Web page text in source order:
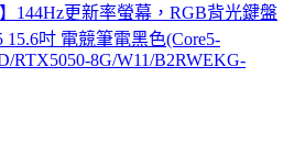
】144Hz更新率螢幕，RGB背光鍵盤
15.6吋 電競筆電黑色(Core5-
RTX5050-8G/W11/B2RWEKG-